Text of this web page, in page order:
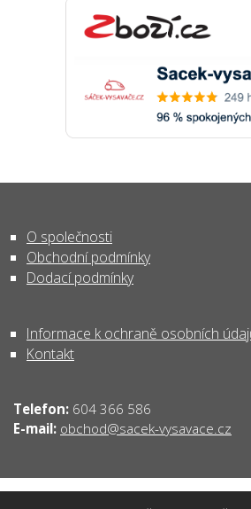
O společnosti
Obchodní podmínky
Dodací podmínky
Informace k ochraně osobních
Kontakt
Telefon: 604 366 586
E-mail: obchod@sacek-vysavace.cz